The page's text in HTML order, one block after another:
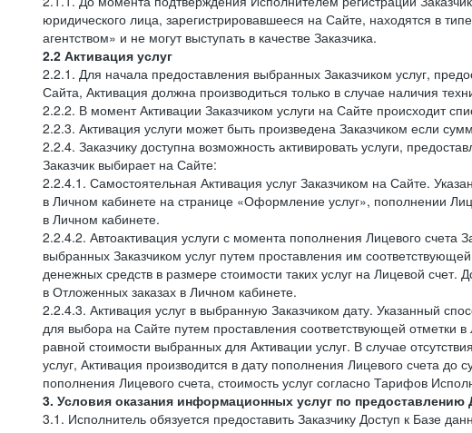
юридического лица, зарегистрировавшееся на Сайте, находятся в
агентством» и не могут выступать в качестве Заказчика.
2.2 Активация услуг
2.2.1. Для начала предоставления выбранных Заказчиком услуг,
Сайта, Активация должна производиться только в случае наличия
2.2.2. В момент Активации Заказчиком услуги на Сайте происходит
2.2.3. Активация услуги может быть произведена Заказчиком если
2.2.4. Заказчику доступна возможность активировать услуги,
Заказчик выбирает на Сайте:
2.2.4.1. Самостоятельная Активация услуг Заказчиком на Сайте.
в Личном кабинете на странице «Оформление услуг», пополнении
в Личном кабинете.
2.2.4.2. Автоактивация услуги с момента пополнения Лицевого счета
выбранных Заказчиком услуг путем проставления им
денежных средств в размере стоимости таких услуг на Лицевой
в Отложенных заказах в Личном кабинете.
2.2.4.3. Активация услуг в выбранную Заказчиком дату. Указанный
для выбора на Сайте путем проставления соответствующей
равной стоимости выбранных для Активации услуг. В случае
услуг, Активация производится в дату пополнения Лицевого счета
пополнения Лицевого счета, стоимость услуг согласно Тарифов
3. Условия оказания информационных услуг по предоставлению
3.1. Исполнитель обязуется предоставить Заказчику Доступ к Базе